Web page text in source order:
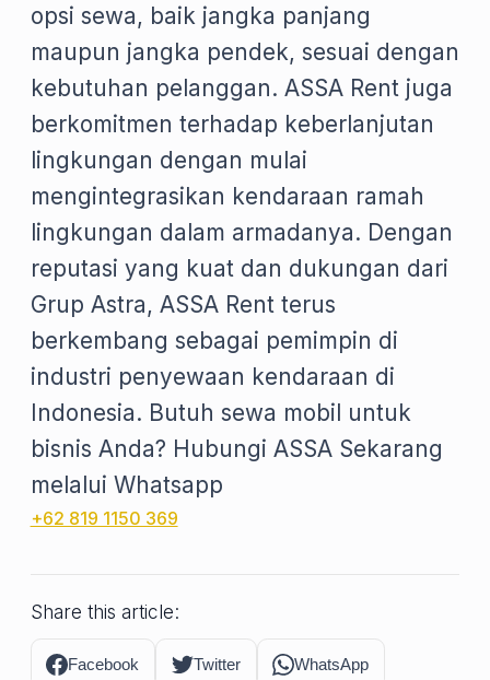
opsi sewa, baik jangka panjang
maupun jangka pendek, sesuai dengan
kebutuhan pelanggan. ASSA Rent juga
berkomitmen terhadap keberlanjutan
lingkungan dengan mulai
mengintegrasikan kendaraan ramah
lingkungan dalam armadanya. Dengan
reputasi yang kuat dan dukungan dari
Grup Astra, ASSA Rent terus
berkembang sebagai pemimpin di
industri penyewaan kendaraan di
Indonesia. Butuh sewa mobil untuk
bisnis Anda? Hubungi ASSA Sekarang
melalui Whatsapp
+62 819 1150 369
Share this article:
Facebook Twitter WhatsApp